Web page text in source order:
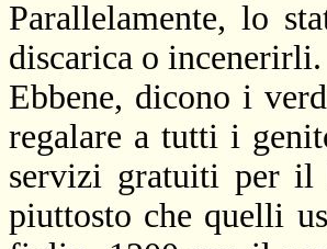
Parallelamente, lo
discarica o incenerirli.
Ebbene, dicono i
regalare a tutti i
servizi gratuiti per il
piuttosto che quelli